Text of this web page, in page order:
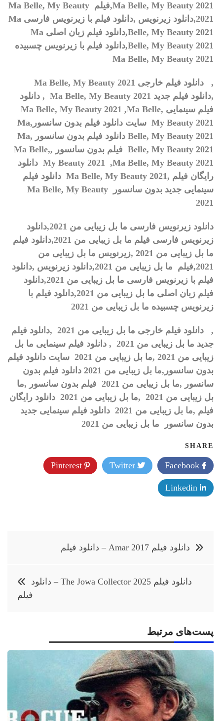
Ma Belle, My Beauty 2021, فیلم Ma Belle, My Beauty
2021, دانلود زیرنویس ,دانلود فیلم با زیرنویس فارسی Ma
Belle, My Beauty 2021, دانلود فیلم زبان اصلی Ma
Belle, My Beauty 2021, دانلود فیلم با زیرنویس چسبیده
Ma Belle, My Beauty 2021
, دانلود فیلم خارجی Ma Belle, My Beauty 2021
,دانلود فیلم جدید Ma Belle, My Beauty 2021 , دانلود
فیلم سینمایی
Ma Belle, My Beauty 2021 ,Ma Belle,
My Beauty 2021 سایت دانلود فیلم بدون سانسور,Ma
Belle, My Beauty 2021 دانلود فیلم بدون سانسور ,Ma
Belle, My Beauty 2021 فیلم بدون سانسور ,Ma Belle,
My Beauty 2021 ,Ma Belle, My Beauty 2021 دانلود
رایگان فیلم ,Ma Belle, My Beauty 2021 دانلود فیلم
سینمایی جدید بدون سانسور Ma Belle, My Beauty
2021
دانلود زیرنویس فارسی ما بل زیبایی من 2021 ,دانلود
زیرنویس فارسی فیلم ما بل زیبایی من 2021 ,دانلود فیلم
ما بل زیبایی من 2021
,زیرنویس ما بل زیبایی من
2021
,فیلم ما بل زیبایی من 2021 ,دانلود زیرنویس ,دانلود
فیلم با زیرنویس فارسی ما بل زیبایی من 2021 ,دانلود
فیلم زبان اصلی ما بل زیبایی من 2021 ,دانلود فیلم با
زیرنویس چسبیده ما بل زیبایی من 2021
,
دانلود فیلم خارجی ما بل زیبایی من 2021 ,دانلود فیلم
جدید ما بل زیبایی من 2021
, دانلود فیلم سینمایی ما بل
زیبایی من 2021 ,ما بل زیبایی من 2021 سایت دانلود فیلم
بدون سانسور,ما بل زیبایی من 2021 دانلود فیلم بدون
سانسور ,ما بل زیبایی من 2021 فیلم بدون سانسور ,ما
بل زیبایی من 2021
,
ما بل زیبایی من 2021 دانلود رایگان
فیلم ,ما بل زیبایی من 2021 دانلود فیلم سینمایی جدید
بدون سانسور ما بل زیبایی من 2021
SHARE
Twitter
راهبریدانلود فیلم Amar 2017 – دانلود فیلم
دانلود فیلم The Jowa Collector 2025 – دانلود
فیلم
پست‌های مرتبط